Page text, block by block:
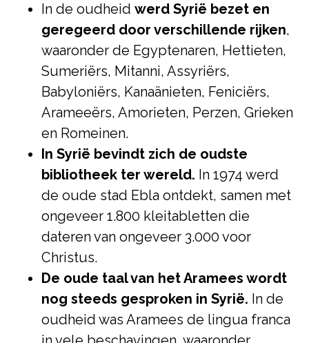
In de oudheid werd Syrië bezet en
geregeerd door verschillende rijken,
waaronder de Egyptenaren, Hettieten,
Sumeriërs, Mitanni, Assyriërs,
Babyloniërs, Kanaänieten, Feniciërs,
Arameeërs, Amorieten, Perzen, Grieken
en Romeinen.
In Syrië bevindt zich de oudste
bibliotheek ter wereld. In 1974 werd
de oude stad Ebla ontdekt, samen met
ongeveer 1.800 kleitabletten die
dateren van ongeveer 3.000 voor
Christus.
De oude taal van het Aramees wordt
nog steeds gesproken in Syrië. In de
oudheid was Aramees de lingua franca